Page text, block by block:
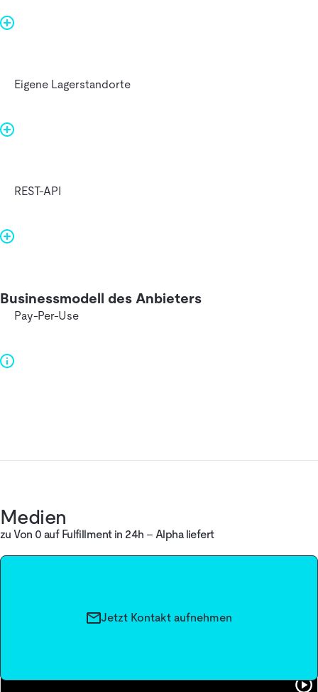
Eigene Lagerstandorte
REST-API
Businessmodell des Anbieters
Pay-Per-Use
Medien
zu Von 0 auf Fulfillment in 24h – Alpha liefert
Jetzt Kontakt aufnehmen